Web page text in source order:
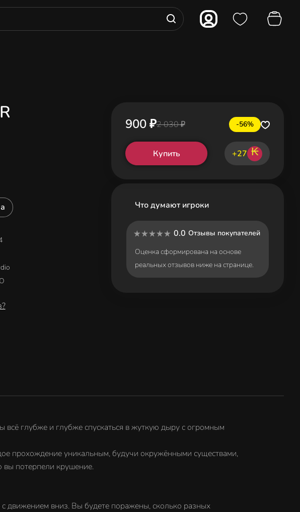
900 ₽2 030 ₽ -56%
Купить +27 ₭
Что думают игроки
0.0 Отзывы покупателей
Оценка сформирована на основе
реальных отзывов ниже на странице.
глубже и глубже спускаться в жуткую дыру с огромным
прохождение уникальным, будучи окружёнными существами,
вы потерпели крушение.
движением вниз. Вы будете поражены, сколько разных